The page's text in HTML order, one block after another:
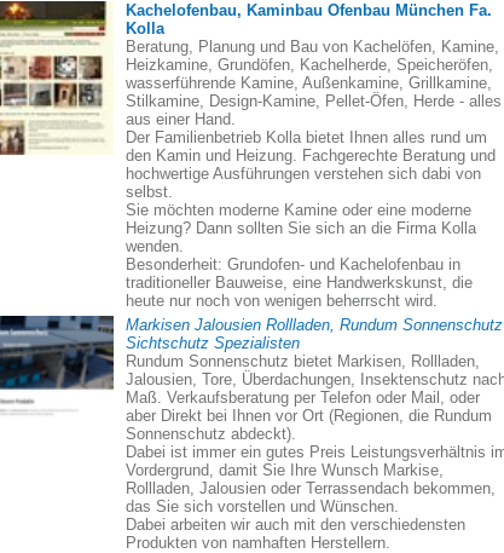
Kachelofenbau, Kaminbau Ofenbau München Fa.
Kolla
Beratung, Planung und Bau von Kachelöfen, Kamine,
Heizkamine, Grundöfen, Kachelherde, Speicheröfen,
wasserführende Kamine, Außenkamine, Grillkamine,
Stilkamine, Design-Kamine, Pellet-Öfen, Herde - alles
aus einer Hand.
Der Familienbetrieb Kolla bietet Ihnen alles rund um
den Kamin und Heizung. Fachgerechte Beratung und
hochwertige Ausführungen verstehen sich dabi von
selbst.
Sie möchten moderne Kamine oder eine moderne
Heizung? Dann sollten Sie sich an die Firma Kolla
wenden.
Besonderheit: Grundofen- und Kachelofenbau in
traditioneller Bauweise, eine Handwerkskunst, die
heute nur noch von wenigen beherrscht wird.
Markisen Jalousien Rollladen, Rundum Sonnenschutz
Sichtschutz Spezialisten
Rundum Sonnenschutz bietet Markisen, Rollladen,
Jalousien, Tore, Überdachungen, Insektenschutz
Maß. Verkaufsberatung per Telefon oder Mail, oder
aber Direkt bei Ihnen vor Ort (Regionen, die Rundum
Sonnenschutz abdeckt).
Dabei ist immer ein gutes Preis Leistungsverhältnis
Vordergrund, damit Sie Ihre Wunsch Markise,
Rollladen, Jalousien oder Terrassendach bekommen,
das Sie sich vorstellen und Wünschen.
Dabei arbeiten wir auch mit den verschiedensten
Produkten von namhaften Herstellern.